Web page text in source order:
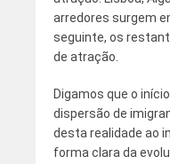
arredores surgem
seguinte, os
de atração.
Digamos que o
dispersão de
desta realidade ao
forma clara da